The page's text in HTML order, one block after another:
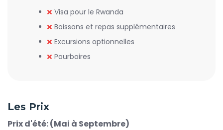
Visa pour le Rwanda
Boissons et repas supplémentaires
Excursions optionnelles
Pourboires
Les Prix
Prix d'été: (Mai à Septembre)